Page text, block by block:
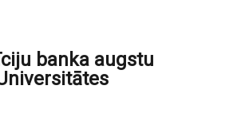
banka augstu